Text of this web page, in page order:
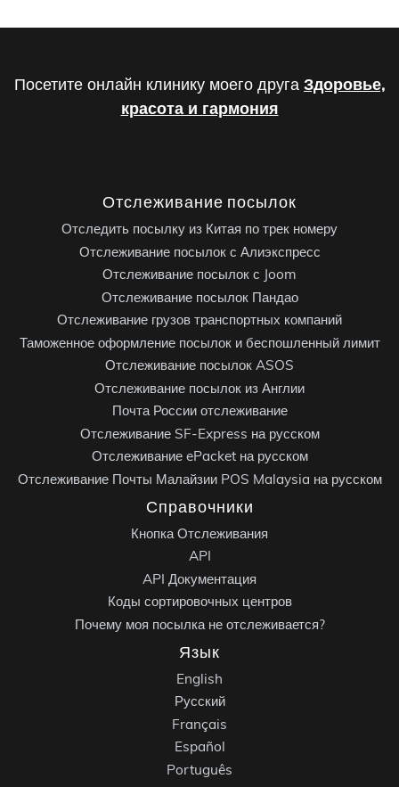
Посетите онлайн клинику моего друга Здоровье,
красота и гармония
Отслеживание посылок
Отследить посылку из Китая по трек номеру
Отслеживание посылок с Алиэкспресс
Отслеживание посылок с Joom
Отслеживание посылок Пандао
Отслеживание грузов транспортных компаний
Таможенное оформление посылок и беспошленный лимит
Отслеживание посылок ASOS
Отслеживание посылок из Англии
Почта России отслеживание
Отслеживание SF-Express на русском
Отслеживание ePacket на русском
Отслеживание Почты Малайзии POS Malaysia на русском
Справочники
Кнопка Отслеживания
API
API Документация
Коды сортировочных центров
Почему моя посылка не отслеживается?
Язык
English
Русский
Français
Español
Português